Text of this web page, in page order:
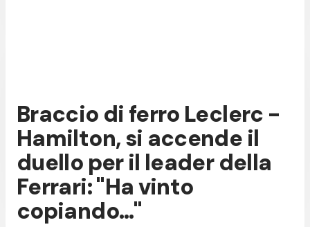
Braccio di ferro Leclerc -
Hamilton, si accende il
duello per il leader della
Ferrari: "Ha vinto
copiando…"